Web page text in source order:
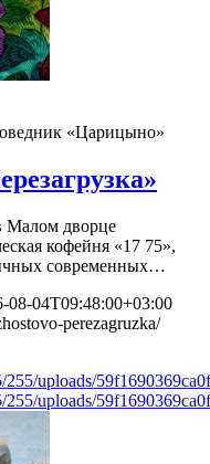
«Царицыно»
Малом дворце
кофейня «17 75»,
современных…
08-04T09:48:00+03:00
perezagruzka/
uploads/
uploads/